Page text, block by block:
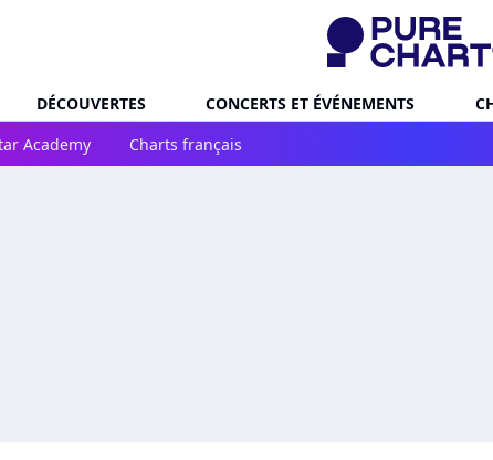
DÉCOUVERTES CONCERTS ET ÉVÉNEMENTS
Academy Charts français